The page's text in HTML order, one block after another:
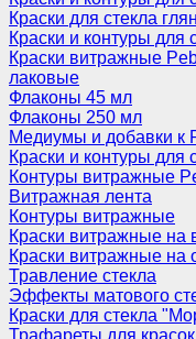
Краски для стекла
Краски и контуры для
Краски витражные
лаковые
Флаконы 45 мл
Флаконы 250 мл
Медиумы и добавки к
Краски и контуры для
Контуры витражные
Витражная лента
Контуры витражные
Краски витражные на
Краски витражные на
Травление стекла
Эффекты матового
Краски для стекла
Трафареты для